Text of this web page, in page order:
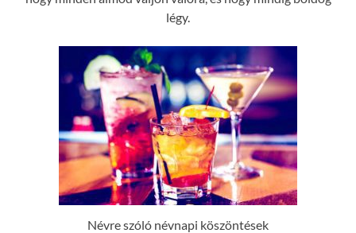
légy.
Névre szóló névnapi köszöntések